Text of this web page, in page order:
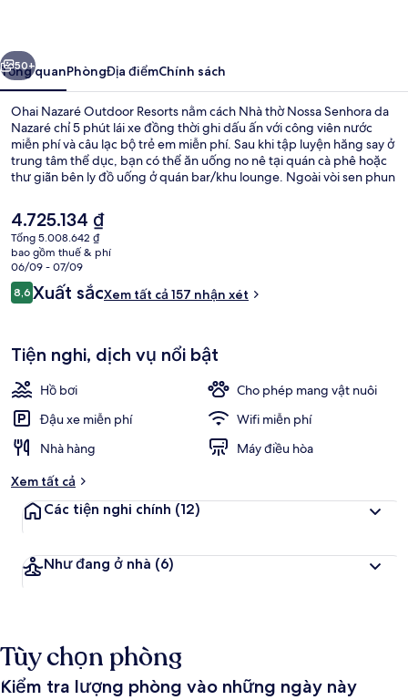
Tiếp
50+
Tổng quanPhòngĐịa điểmChính sách
Ohai Nazaré Outdoor Resorts nằm cách Nhà thờ Nossa Senhora da
Nazaré chỉ 5 phút lái xe đồng thời ghi dấu ấn với công viên nước
miễn phí và câu lạc bộ trẻ em miễn phí. Sau khi tập luyện hăng say ở
trung tâm thể dục, bạn có thể ăn uống no nê tại quán cà phê hoặc
thư giãn bên ly đồ uống ở quán bar/khu lounge. Ngoài vòi sen phun
ngoài trời phục vụ theo mùa cũng là những dấu ấn khác không thể
bỏ qua.
Giá
hiện
tại
là
4.725.134 ₫
4.725.134 ₫
Tổng 5.008.642 ₫
bao gồm thuế & phí
06/09 - 07/09
Nhận
xét
8,68,6 trên 10,
Xuất sắcXem tất cả 157 nhận xét
Tiện nghi, dịch vụ nổi bật
Hồ bơi
Cho phép mang vật nuôi
Đậu xe miễn phí
Wifi miễn phí
Nhà hàng
Máy điều hòa
Xem tất cả
Các tiện nghi chính (12)
Như đang ở nhà (6)
Tùy chọn phòng
Kiểm tra lượng phòng vào những ngày này